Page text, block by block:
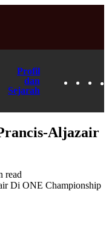
Profil
dan
Sejarah
Aljazair
read